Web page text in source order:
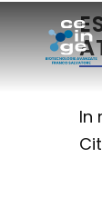
Salta
al
contenuto
In